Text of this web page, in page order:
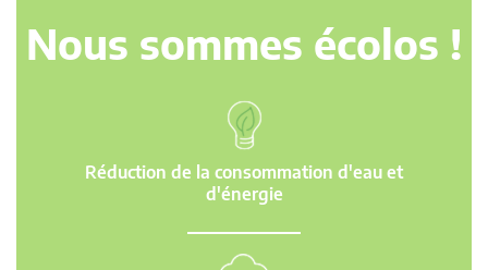
Nous sommes écolos !
Réduction de la consommation d'eau et
d'énergie